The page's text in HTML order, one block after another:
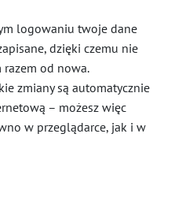
logowaniu twoje dane
dzięki czemu nie
razem od nowa.
zmiany są automatycznie
– możesz więc
w przeglądarce, jak i w